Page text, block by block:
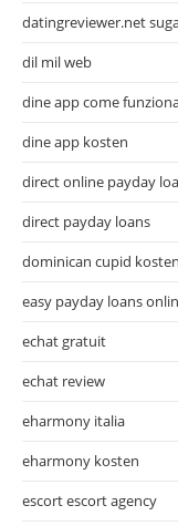
datingreviewer.net
dil mil web
dine app come
dine app kosten
direct online payday
direct payday loans
dominican cupid kosten
easy payday loans
echat gratuit
echat review
eharmony italia
eharmony kosten
escort escort agency